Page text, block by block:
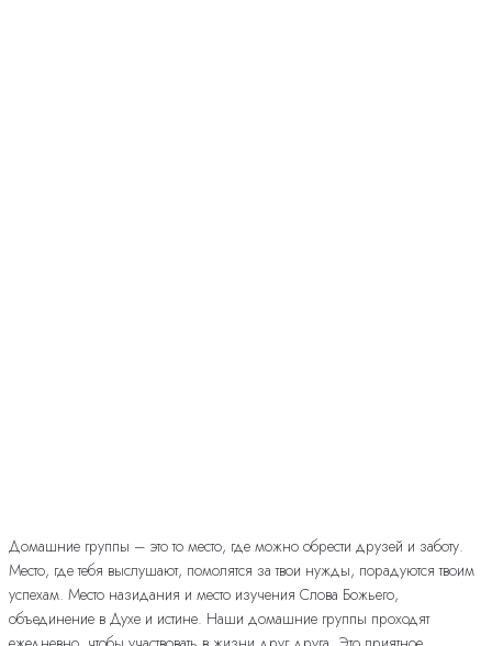
Домашние группы – это то место, где можно обрести друзей и заботу.
Место, где тебя выслушают, помолятся за твои нужды, порадуются твоим
успехам. Место назидания и место изучения Слова Божьего,
объединение в Духе и истине. Наши домашние группы проходят